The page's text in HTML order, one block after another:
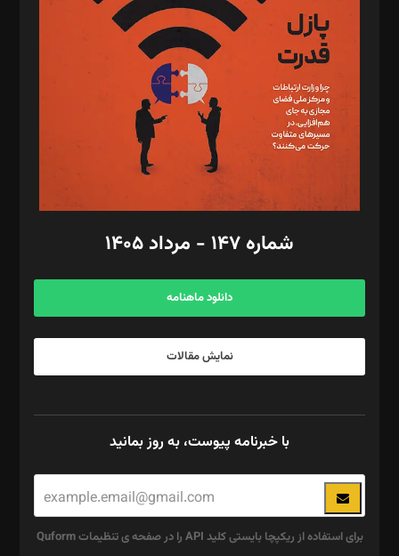
مصطفی مسجدی آرانی، ابوالفضل رجبی، زهرا فکرانه، فائزه فتحی
رستمی،مصطفی باستان
ویرایش: نگار استاد‌‌آقا
طراح یونیفرم: مجید توکلی
فیلمبرداری و عکاسی: امیر شفیعی، مانی لطفی زاده
گرافیک و صفحه‌آرایی: سید‌سبحان‌علی ثابت
مد‌یر توسعه تجاری: کامبیز برید‌
امور مالی: شاپور رهبری، محمد‌ کاظمی‌نیا
آگهی و مشترکین: ۰۹۱۹۹۹۹۰۴۵۴
شماره ۱۴۷ - مرداد ۱۴۰۵
دانلود ماهنامه
نمایش مقالات
با خبرنامه پیوست، به روز بمانید
برای استفاده از ریکپچا بایستی کلید API را در صفحه ی تنظیمات Quform